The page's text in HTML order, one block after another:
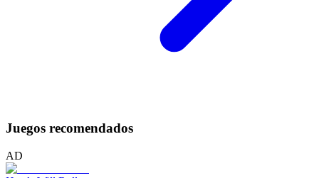
Juegos recomendados
AD